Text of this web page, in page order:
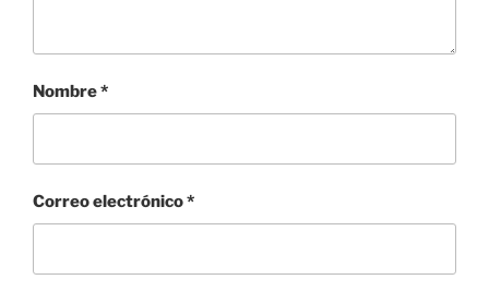
Nombre*
Correo electrónico*